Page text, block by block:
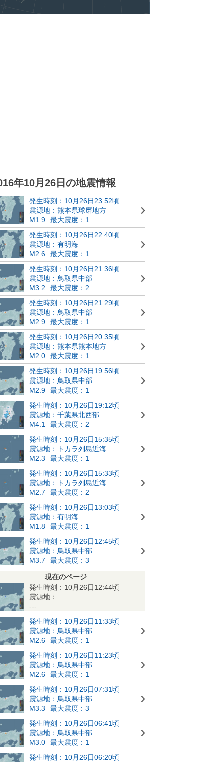
年10月26日の地震情報
発生時刻：10月26日23:52頃
震源地：熊本県球磨地方
M1.9
最大震度：1
発生時刻：10月26日22:40頃
震源地：有明海
M2.6
最大震度：1
発生時刻：10月26日21:36頃
震源地：鳥取県中部
M3.2
最大震度：2
発生時刻：10月26日21:29頃
震源地：鳥取県中部
M2.9
最大震度：1
発生時刻：10月26日20:35頃
震源地：熊本県熊本地方
M2.0
最大震度：1
発生時刻：10月26日19:56頃
震源地：鳥取県中部
M2.9
最大震度：1
発生時刻：10月26日19:12頃
震源地：千葉県北西部
M4.1
最大震度：2
発生時刻：10月26日15:35頃
震源地：トカラ列島近海
M2.3
最大震度：1
発生時刻：10月26日15:33頃
震源地：トカラ列島近海
M2.7
最大震度：2
発生時刻：10月26日13:03頃
震源地：有明海
M1.8
最大震度：1
発生時刻：10月26日12:45頃
震源地：鳥取県中部
M3.7
最大震度：3
現在のページ
発生時刻：10月26日12:44頃
震源地：
---
発生時刻：10月26日11:33頃
震源地：鳥取県中部
M2.6
最大震度：1
発生時刻：10月26日11:23頃
震源地：鳥取県中部
M2.6
最大震度：1
発生時刻：10月26日07:31頃
震源地：鳥取県中部
M3.3
最大震度：3
発生時刻：10月26日06:41頃
震源地：鳥取県中部
M3.0
最大震度：1
発生時刻：10月26日06:20頃